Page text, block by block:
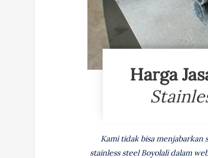
Harga
Kami tidak bisa menjabarkan
stainless steel Boyolali dalam